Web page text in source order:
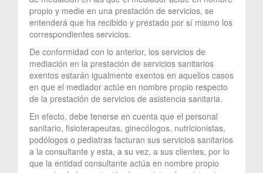
propio y medie en una prestación de servicios, se
entenderá que ha recibido y prestado por sí mismo los
correspondientes servicios.
De conformidad con lo anterior, los servicios de
mediación en la prestación de servicios sanitarios
exentos estarán igualmente exentos en aquellos casos
en que el mediador actúe en nombre propio respecto
de la prestación de servicios de asistencia sanitaria.
En efecto, debe tenerse en cuenta que el personal
sanitario, fisioterapeutas, ginecólogos, nutricionistas,
podólogos o pediatras facturan sus servicios sanitarios
a la consultante y esta, a su vez, a sus clientes, por lo
que la entidad consultante actúa en nombre propio